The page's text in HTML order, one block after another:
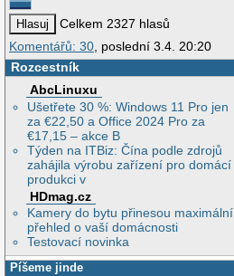
Celkem 2327 hlasů
Komentářů: 30, poslední 3.4. 20:20
Rozcestník
AbcLinuxu
Ušetřete 30 %: Windows 11 Pro jen
za €22,50 a Office 2024 Pro za
€17,15 – akce B
Týden na ITBiz: Čína podle zdrojů
zahájila výrobu zařízení pro domácí
produkci v
HDmag.cz
Kamery do bytu přinesou maximální
přehled o vaší domácnosti
Testovací novinka
Píšeme jinde